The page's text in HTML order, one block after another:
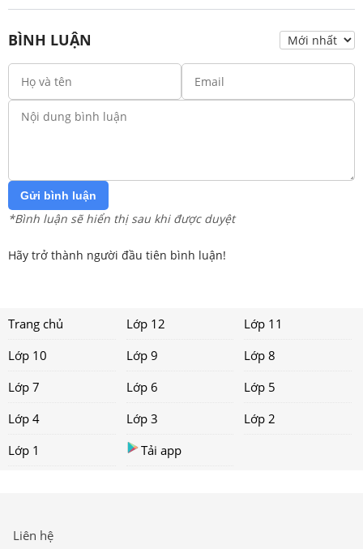
BÌNH LUẬN
Gửi bình luận
*Bình luận sẽ hiển thị sau khi được duyệt
Hãy trở thành người đầu tiên bình luận!
Trang chủ Lớp 12
Lớp 11
Lớp 10
Lớp 9
Lớp 8
Lớp 7
Lớp 6
Lớp 5
Lớp 4
Lớp 3
Lớp 2
Lớp 1
Tải app
Liên hệ